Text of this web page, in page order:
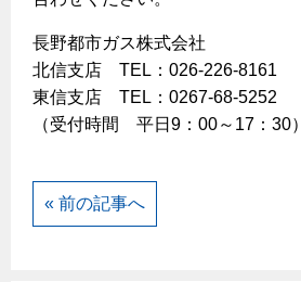
ガスが出ないとき
ガスメーターの復帰方法
ガス器具が故障したとき
地震のとき
故障診断
ライフステージ別に比較する
20代
30代
60代
オーブン
炊飯器
警報器
リフォームの流れ
補助金について
リフォームのお知らせ
リフォームについてのお問い合わせ
電気料金のシミュレーション
ご契約・お手続き
停電時の対応
長野都市ガス株式会社
北信支店 TEL：026-226-8161
東信支店 TEL：0267-68-5252
（受付時間 平日9：00～17：30）
« 前の記事へ